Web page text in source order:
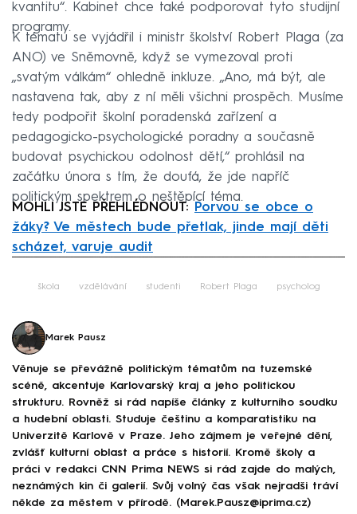
kvantitu“. Kabinet chce také podporovat tyto studijní
programy.
K tématu se vyjádřil i ministr školství Robert Plaga (za
ANO) ve Sněmovně, když se vymezoval proti
„svatým válkám“ ohledně inkluze. „Ano, má být, ale
nastavena tak, aby z ní měli všichni prospěch. Musíme
tedy podpořit školní poradenská zařízení a
pedagogicko-psychologické poradny a současně
budovat psychickou odolnost dětí,“ prohlásil na
začátku února s tím, že doufá, že jde napříč
politickým spektrem o neštěpící téma.
MOHLI JSTE PŘEHLÉDNOUT: Porvou se obce o
žáky? Ve městech bude přetlak, jinde mají děti
scházet, varuje audit
škola vzdělávání studenti Robert Plaga psycholog
Marek Pausz
Věnuje se převážně politickým tématům na tuzemské
scéně, akcentuje Karlovarský kraj a jeho politickou
strukturu. Rovněž si rád napíše články z kulturního soudku
a hudební oblasti. Studuje češtinu a komparatistiku na
Univerzitě Karlově v Praze. Jeho zájmem je veřejné dění,
zvlášť kulturní oblast a práce s historií. Kromě školy a
práci v redakci CNN Prima NEWS si rád zajde do malých,
neznámých kin či galerií. Svůj volný čas však nejradši tráví
někde za městem v přírodě. (Marek.Pausz@iprima.cz)